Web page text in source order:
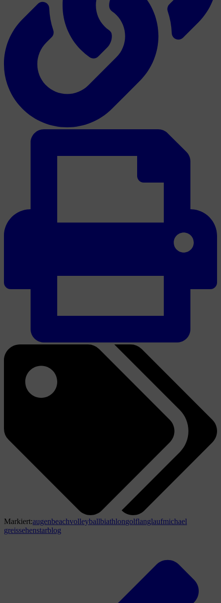
Markiert:augenbeachvolleyballbiathlongolflanglaufmichael
greissehenstarblog